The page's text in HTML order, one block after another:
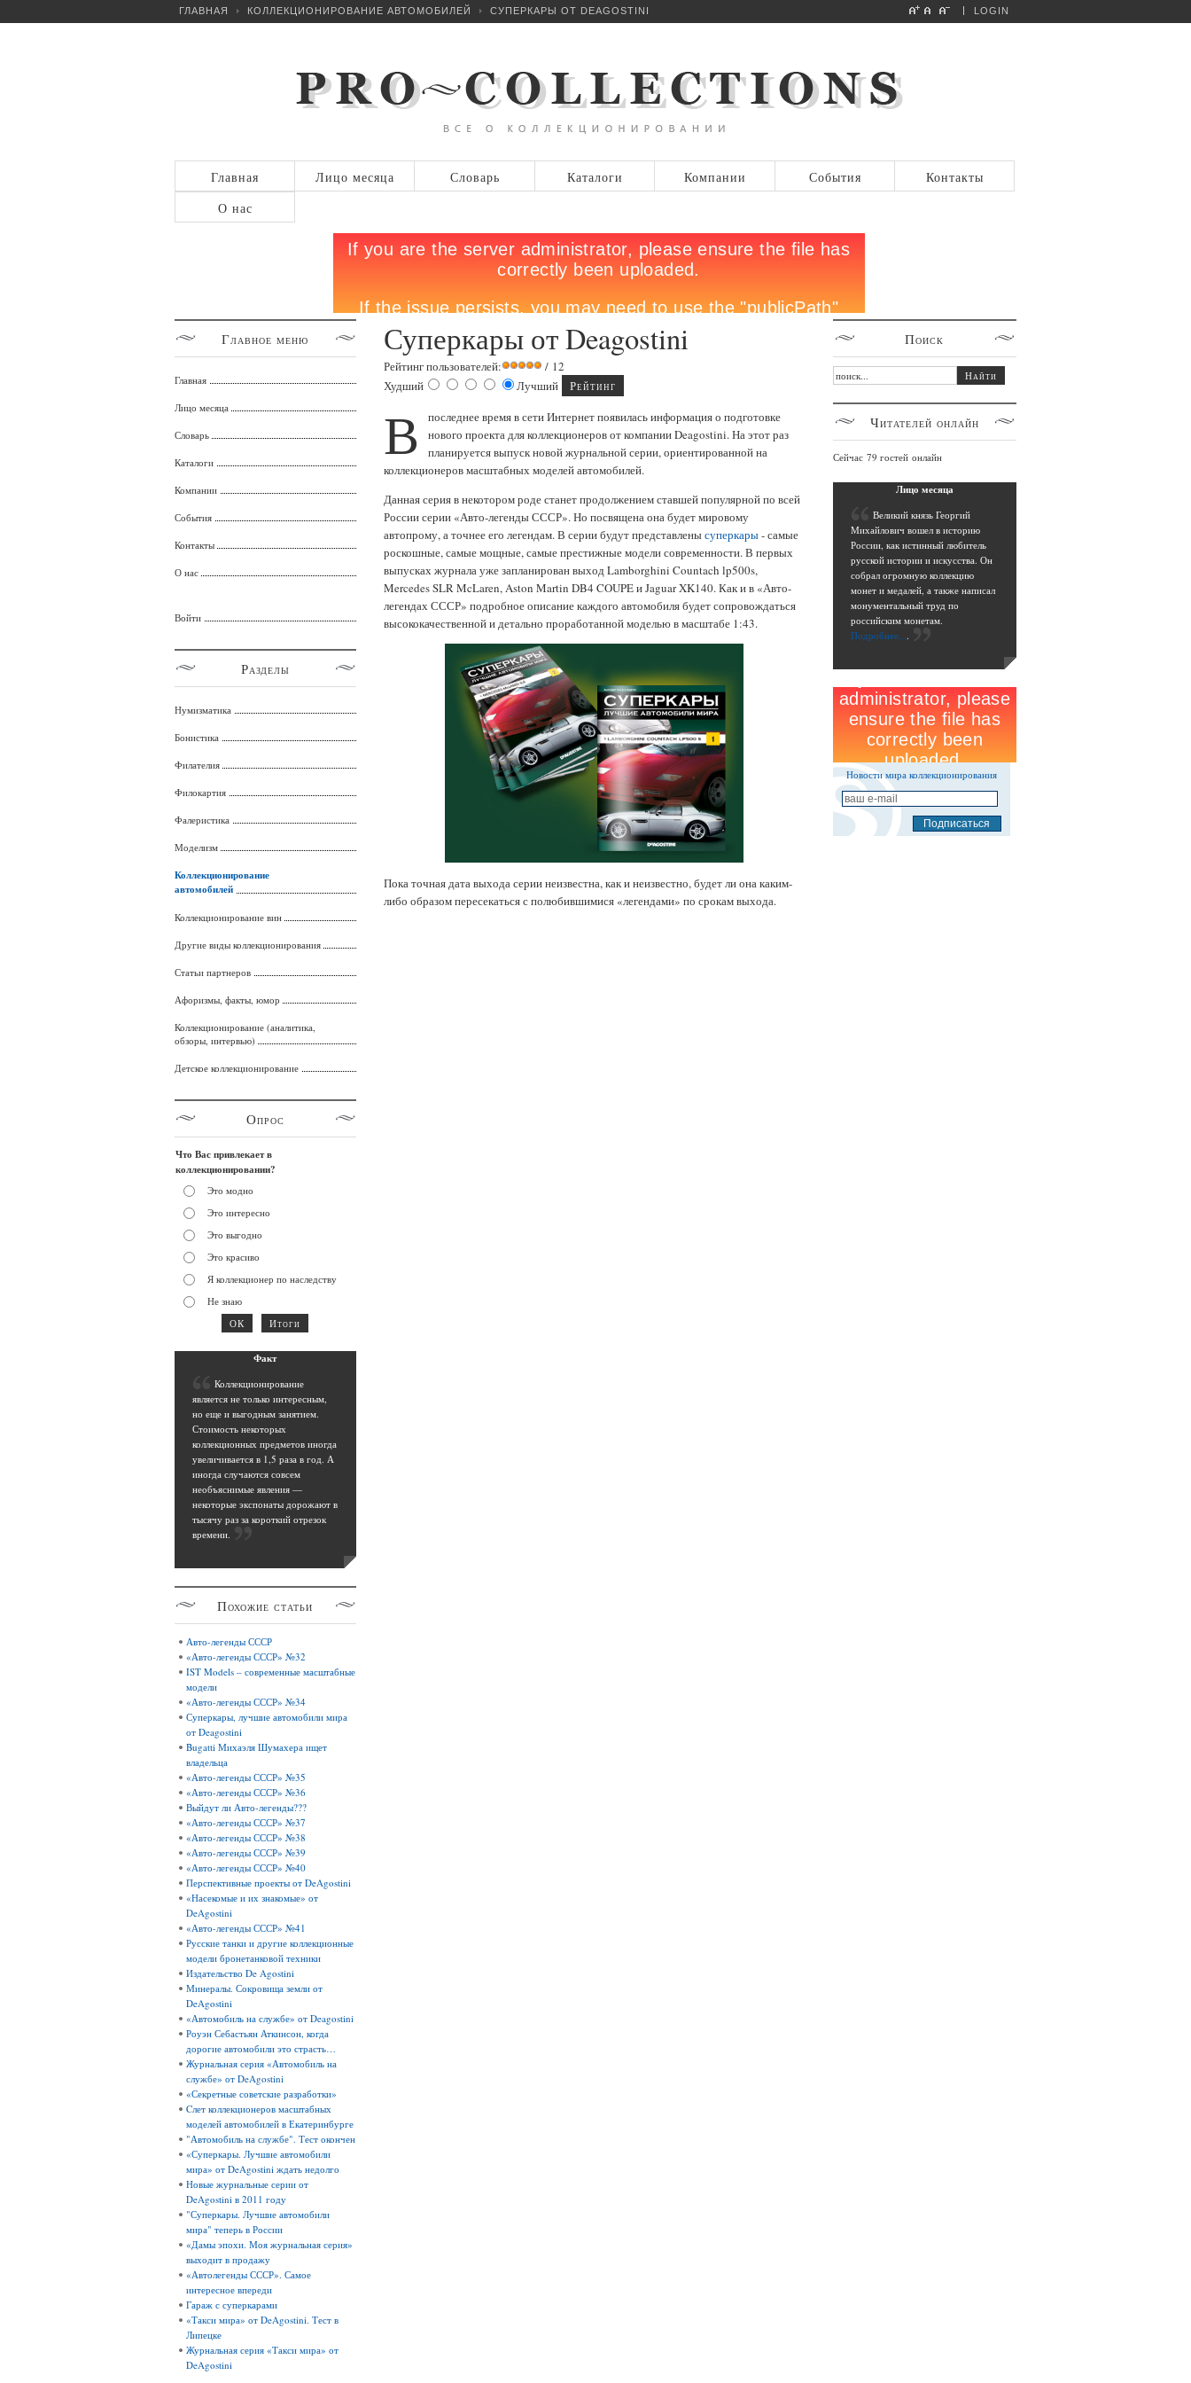
ГЛАВНАЯ КОЛЛЕКЦИОНИРОВАНИЕ АВТОМОБИЛЕЙ СУПЕРКАРЫ ОТ DEAGOSTINI LOGIN
Главная Лицо месяца Словарь Каталоги Компании События
Контакты
О нас
Суперкары от Deagostini
Рейтинг пользователей:
/ 12
Худший
Лучший
В
последнее время в сети Интернет появилась информация о подготовке
нового проекта для коллекционеров от компании Deagostini. На этот раз
планируется выпуск новой журнальной серии, ориентированной на
коллекционеров масштабных моделей автомобилей.
Данная серия в некотором роде станет продолжением ставшей популярной по всей
России серии «Авто-легенды СССР». Но посвящена она будет мировому
автопрому, а точнее его легендам. В серии будут представленысуперкары- самые
роскошные, самые мощные, самые престижные модели современности. В первых
выпусках журнала уже запланирован выход Lamborghini Countach lp500s,
Mercedes SLR McLaren, Aston Martin DB4 COUPE и Jaguar XK140. Как и в «Авто-
легендах СССР» подробное описание каждого автомобиля будет сопровождаться
высококачественной и детально проработанной моделью в масштабе 1:43.
Пока точная дата выхода серии неизвестна, как и неизвестно, будет ли она каким-
либо образом пересекаться с полюбившимися «легендами» по срокам выхода.
Главное меню
Главная
Лицо месяца
Словарь
Каталоги
Компании
События
Контакты
О нас
Войти
Разделы
Нумизматика
Бонистика
Филателия
Филокартия
Фалеристика
Моделизм
Коллекционирование
автомобилей
Коллекционирование вин
Другие виды коллекционирования
Статьи партнеров
Афоризмы, факты, юмор
Коллекционирование (аналитика,
обзоры, интервью)
Детское коллекционирование
Опрос
Что Вас привлекает в
коллекционировании?
Это модно
Это интересно
Это выгодно
Это красиво
Я коллекционер по наследству
Не знаю
Факт
Коллекционирование
является не только интересным,
но еще и выгодным занятием.
Стоимость некоторых
коллекционных предметов иногда
увеличивается в 1,5 раза в год. А
иногда случаются совсем
необъяснимые явления —
некоторые экспонаты дорожают в
тысячу раз за короткий отрезок
времени.
Похожие статьи
Авто-легенды СССР
«Авто-легенды СССР» №32
IST Models – современные масштабные
модели
«Авто-легенды СССР» №34
Суперкары, лучшие автомобили мира
от Deagostini
Bugatti Михаэля Шумахера ищет
владельца
«Авто-легенды СССР» №35
«Авто-легенды СССР» №36
Выйдут ли Авто-легенды???
«Авто-легенды СССР» №37
«Авто-легенды СССР» №38
«Авто-легенды СССР» №39
«Авто-легенды СССР» №40
Перспективные проекты от DeAgostini
«Насекомые и их знакомые» от
DeAgostini
«Авто-легенды СССР» №41
Русские танки и другие коллекционные
модели бронетанковой техники
Издательство De Agostini
Минералы. Сокровища земли от
DeAgostini
«Автомобиль на службе» от Deagostini
Роуэн Себастьян Аткинсон, когда
дорогие автомобили это страсть…
Журнальная серия «Автомобиль на
службе» от DeAgostini
«Секретные советские разработки»
Cлет коллекционеров масштабных
моделей автомобилей в Екатеринбурге
"Автомобиль на службе". Тест окончен
«Суперкары. Лучшие автомобили
мира» от DeAgostini ждать недолго
Новые журнальные серии от
DeAgostini в 2011 году
"Суперкары. Лучшие автомобили
мира" теперь в России
«Дамы эпохи. Моя журнальная серия»
выходит в продажу
«Автолегенды СССР». Самое
интересное впереди
Гараж с суперкарами
«Такси мира» от DeAgostini. Тест в
Липецке
Журнальная серия «Такси мира» от
DeAgostini
Поиск
Читателей онлайн
Сейчас 79 гостей онлайн
Лицо месяца
Великий князь Георгий
Михайлович вошел в историю
России, как истинный любитель
русской истории и искусства. Он
собрал огромную коллекцию
монет и медалей, а также написал
монументальный труд по
российским монетам.
Подробнее....
Новости мира коллекционирования